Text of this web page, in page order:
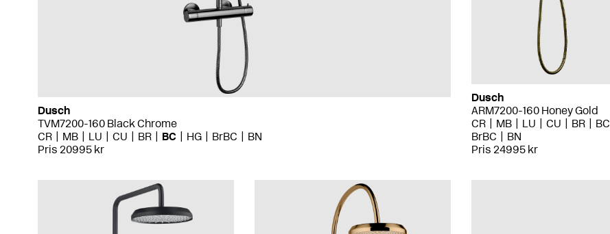
Dusch
TVM7200-160 Black Chrome
CR
MB LU CU BR BC HG BrBC
BN
Pris 20995 kr
Dusch
ARM7200-160 Honey Gold
CR
MB LU CU BR BC
BrBC
BN
Pris 24995 kr